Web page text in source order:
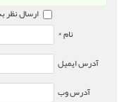
ارسال نظر
نام *
آدرس ایمیل
آدرس وب